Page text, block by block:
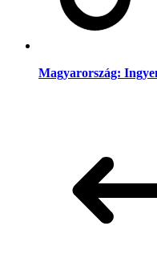
Magyarország: